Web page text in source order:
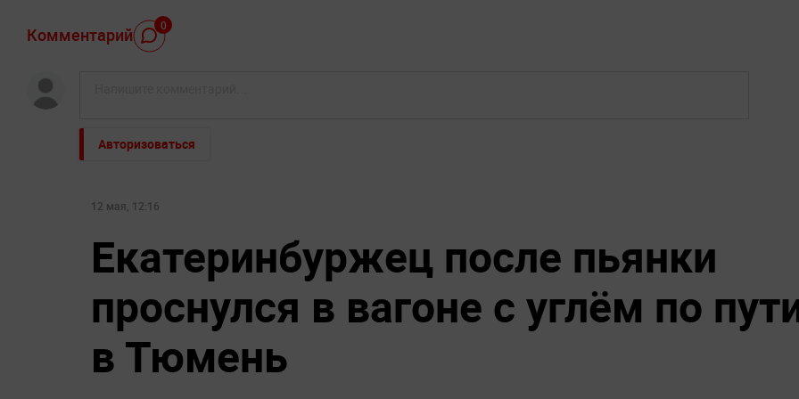
Комментарий 0
Авторизоваться
12 мая, 12:16
Екатеринбуржец после пьянки
проснулся в вагоне с углём по
в Тюмень